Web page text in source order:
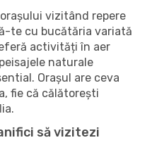
vizitând repere
te cu bucătăria variată
activități în aer
naturale
Orașul are ceva
fie că călătorești
să vizitezi